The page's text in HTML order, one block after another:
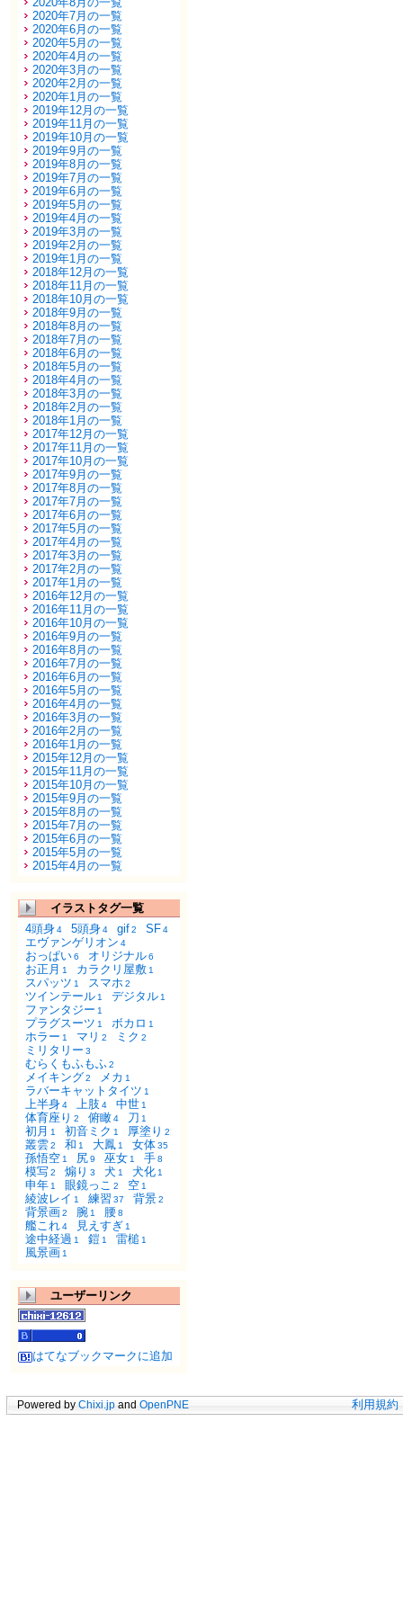
2020年7月の一覧
2020年6月の一覧
2020年5月の一覧
2020年4月の一覧
2020年3月の一覧
2020年2月の一覧
2020年1月の一覧
2019年12月の一覧
2019年11月の一覧
2019年10月の一覧
2019年9月の一覧
2019年8月の一覧
2019年7月の一覧
2019年6月の一覧
2019年5月の一覧
2019年4月の一覧
2019年3月の一覧
2019年2月の一覧
2019年1月の一覧
2018年12月の一覧
2018年11月の一覧
2018年10月の一覧
2018年9月の一覧
2018年8月の一覧
2018年7月の一覧
2018年6月の一覧
2018年5月の一覧
2018年4月の一覧
2018年3月の一覧
2018年2月の一覧
2018年1月の一覧
2017年12月の一覧
2017年11月の一覧
2017年10月の一覧
2017年9月の一覧
2017年8月の一覧
2017年7月の一覧
2017年6月の一覧
2017年5月の一覧
2017年4月の一覧
2017年3月の一覧
2017年2月の一覧
2017年1月の一覧
2016年12月の一覧
2016年11月の一覧
2016年10月の一覧
2016年9月の一覧
2016年8月の一覧
2016年7月の一覧
2016年6月の一覧
2016年5月の一覧
2016年4月の一覧
2016年3月の一覧
2016年2月の一覧
2016年1月の一覧
2015年12月の一覧
2015年11月の一覧
2015年10月の一覧
2015年9月の一覧
2015年8月の一覧
2015年7月の一覧
2015年6月の一覧
2015年5月の一覧
2015年4月の一覧
イラストタグ一覧
4頭身4 5頭身4 gif2 SF4
エヴァンゲリオン 4
おっぱい6 オリジナル6
お正月 1 カラクリ屋敷 1
スパッツ 1 スマホ 2
ツインテール 1 デジタル 1
ファンタジー 1
プラグスーツ 1 ボカロ 1
ホラー 1 マリ 2 ミク 2
ミリタリー 3
むらくもふもふ2
メイキング2 メカ 1
ラバーキャットタイツ 1
上半身4 上肢 4 中世 1
体育座り 2 俯瞰4 刀 1
初月 1 初音ミク 1 厚塗り 2
叢雲2 和 1 大鳳 1 女体35
孫悟空 1 尻9 巫女 1 手8
模写2 煽り 3 犬 1 犬化 1
申年 1 眼鏡っこ 2 空 1
綾波レイ 1 練習 37 背景2
背景画2 腕 1 腰8
艦これ4 見えすぎ 1
途中経過 1 鎧 1 雷槌 1
風景画 1
ユーザーリンク
はてなブックマークに追加
Powered by Chixi.jp and OpenPNE 利用規約